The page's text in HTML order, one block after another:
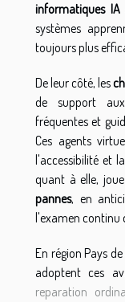
informatiques IA
systèmes
toujours plus
De leur côté, les
de support
fréquentes et
Ces agents
l'accessibilité et
quant à elle,
pannes, en
l'examen continu
En région Pays
adoptent ces
reparation